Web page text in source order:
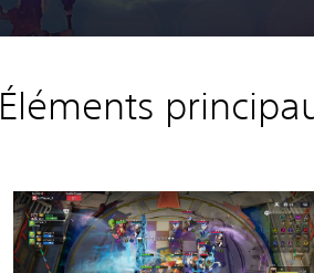
Éléments